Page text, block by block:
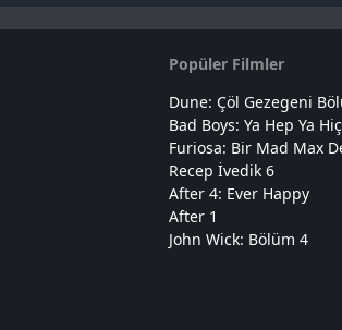
Popüler Filmler
Dune: Çöl Gezegeni
Bad Boys: Ya Hep Ya Hiç
Furiosa: Bir Mad Max
Recep İvedik 6
After 4: Ever Happy
After 1
John Wick: Bölüm 4